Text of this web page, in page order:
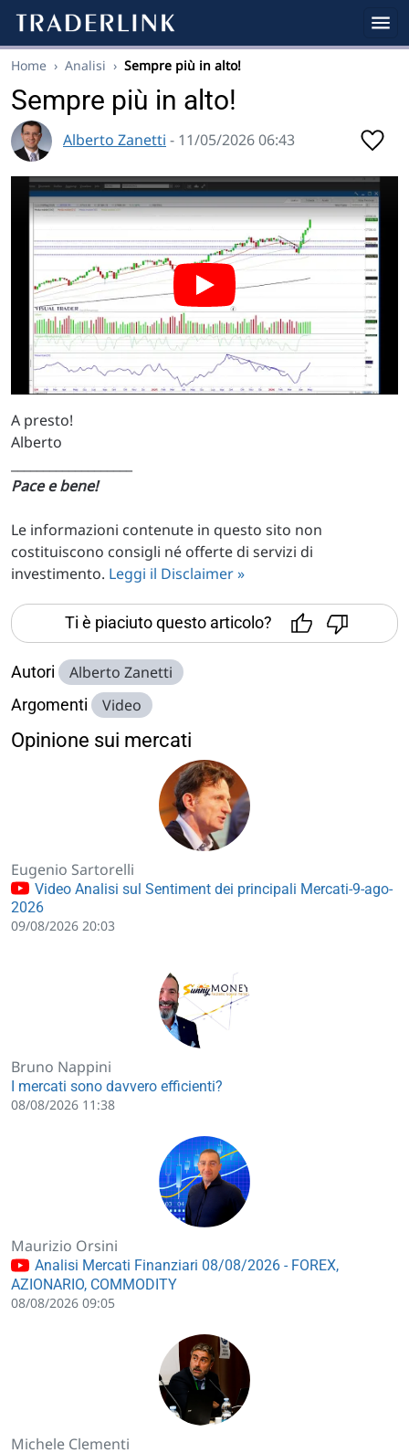
Home › Analisi › Sempre più in alto!
Sempre più in alto!
Alberto Zanetti - 11/05/2026 06:43
A presto!
Alberto
Pace e bene!
Le informazioni contenute in questo sito non
costituiscono consigli né offerte di servizi di
investimento. Leggi il Disclaimer »
Ti è piaciuto questo articolo?
Autori Alberto Zanetti
Argomenti Video
Opinione sui mercati
Eugenio Sartorelli
Video Analisi sul Sentiment dei principali Mercati-9-ago-
2026
09/08/2026 20:03
Bruno Nappini
I mercati sono davvero efficienti?
08/08/2026 11:38
Maurizio Orsini
Analisi Mercati Finanziari 08/08/2026 - FOREX,
AZIONARIO, COMMODITY
08/08/2026 09:05
Michele Clementi